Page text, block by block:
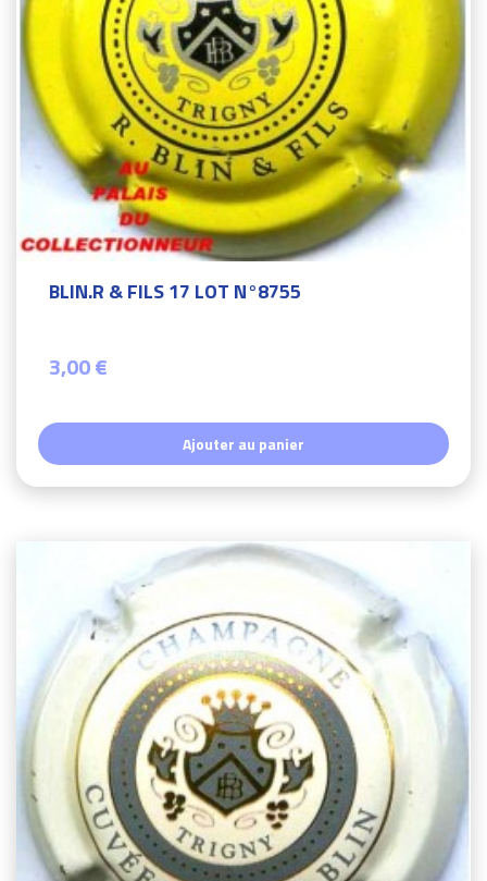
BLIN.R & FILS 17 LOT N°8755
3,00 €
Ajouter au panier